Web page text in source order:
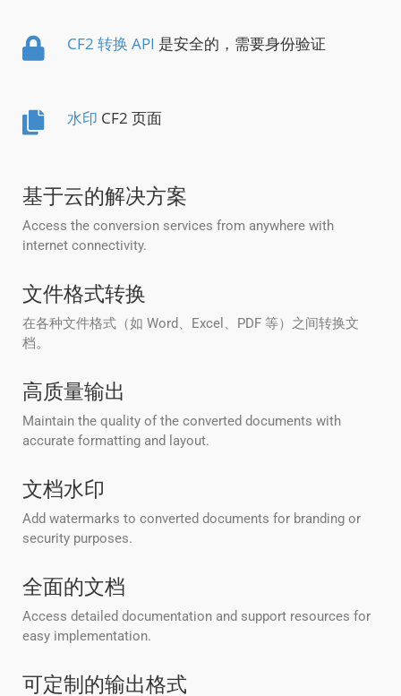
CF2 转换 API 是安全的，需要身份验证
水印 CF2 页面
基于云的解决方案
Access the conversion services from anywhere with
internet connectivity.
文件格式转换
在各种文件格式（如 Word、Excel、PDF 等）之间转换文
档。
高质量输出
Maintain the quality of the converted documents with
accurate formatting and layout.
文档水印
Add watermarks to converted documents for branding or
security purposes.
全面的文档
Access detailed documentation and support resources for
easy implementation.
可定制的输出格式